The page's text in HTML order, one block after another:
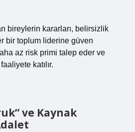
bireylerin kararları, belirsizlik
bir toplum liderine güven
az risk primi talep eder ve
katılır.
ve Kaynak